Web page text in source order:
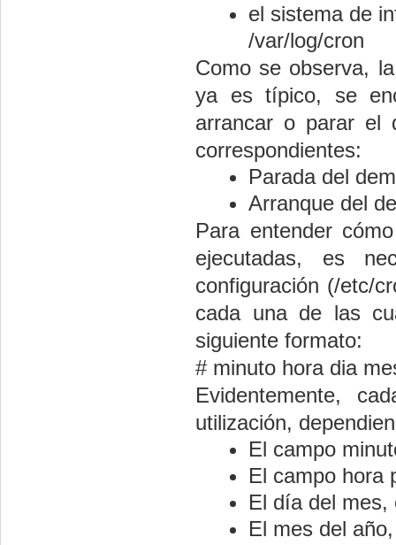
el sistema de
/var/log/cron
Como se observa,
ya es típico, se
arrancar o parar el
correspondientes:
Parada del
Arranque del
Para entender
ejecutadas, es
configuración (/etc/
cada una de las
siguiente formato:
# minuto hora dia
Evidentemente,
utilización,
El campo
El campo hora
El día del mes,
El mes del